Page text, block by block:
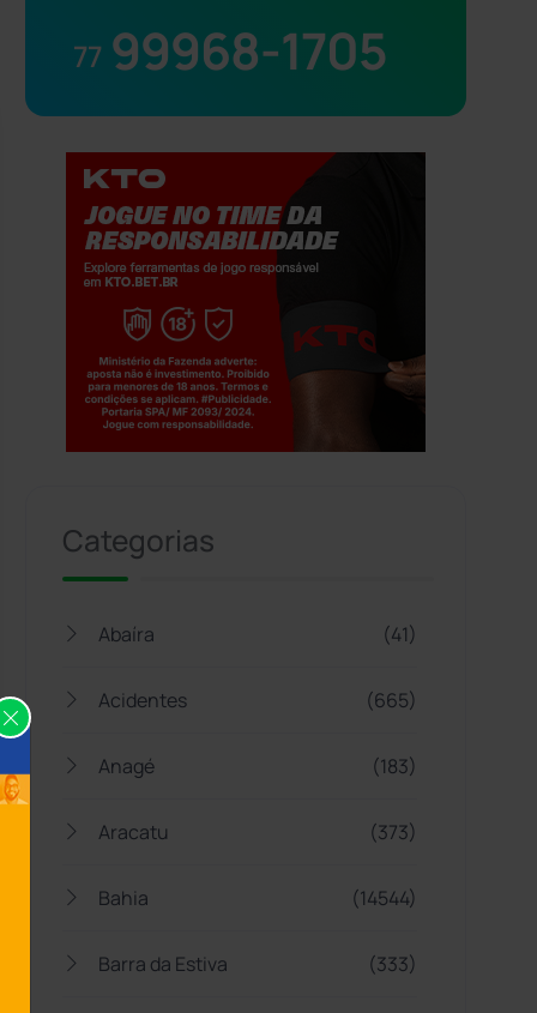
77 99968-1705
Categorias
Abaíra (41)
Acidentes (665)
Anagé (183)
Aracatu (373)
Bahia (14544)
Barra da Estiva (333)